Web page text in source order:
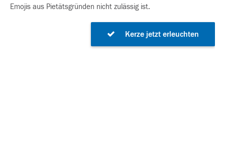
Emojis aus Pietätsgründen nicht zulässig ist.
Kerze jetzt erleuchten